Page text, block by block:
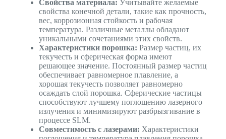
Свойства материала: Учитывайте желаемые
свойства конечной детали, такие как прочность,
вес, коррозионная стойкость и рабочая
температура. Различные металлы обладают
уникальными сочетаниями этих свойств.
Характеристики порошка: Размер частиц, их
текучесть и сферическая форма имеют
решающее значение. Постоянный размер частиц
обеспечивает равномерное плавление, а
хорошая текучесть позволяет равномерно
осаждать слой порошка. Сферические частицы
способствуют лучшему поглощению лазерного
излучения и минимизируют разбрызгивание в
процессе SLM.
Совместимость с лазерами: Характеристики